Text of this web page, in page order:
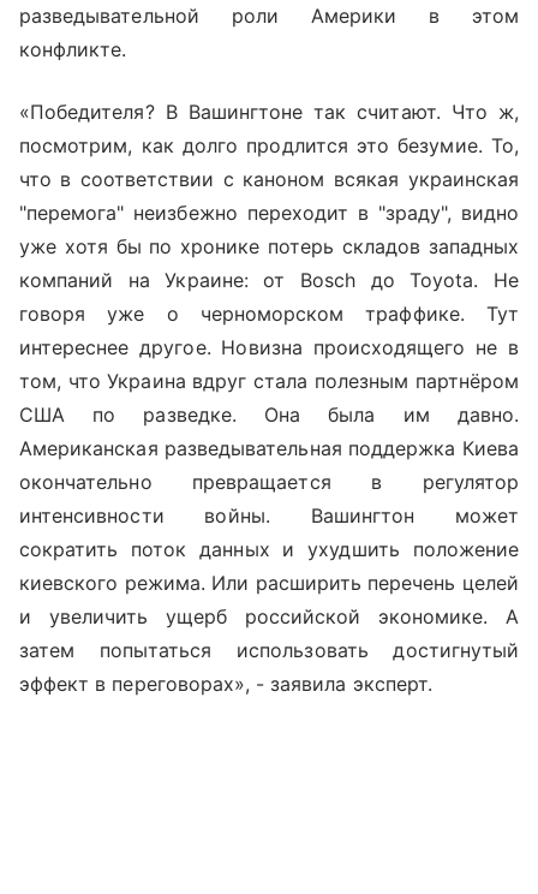
разведывательной роли Америки в этом
конфликте.
«Победителя? В Вашингтоне так считают. Что ж,
посмотрим, как долго продлится это безумие. То,
что в соответствии с каноном всякая украинская
"перемога" неизбежно переходит в "зраду", видно
уже хотя бы по хронике потерь складов западных
компаний на Украине: от Bosch до Toyota. Не
говоря уже о черноморском траффике. Тут
интереснее другое. Новизна происходящего не в
том, что Украина вдруг стала полезным партнёром
США по разведке. Она была им давно.
Американская разведывательная поддержка Киева
окончательно превращается в регулятор
интенсивности войны. Вашингтон может
сократить поток данных и ухудшить положение
киевского режима. Или расширить перечень целей
и увеличить ущерб российской экономике. А
затем попытаться использовать достигнутый
эффект в переговорах», - заявила эксперт.